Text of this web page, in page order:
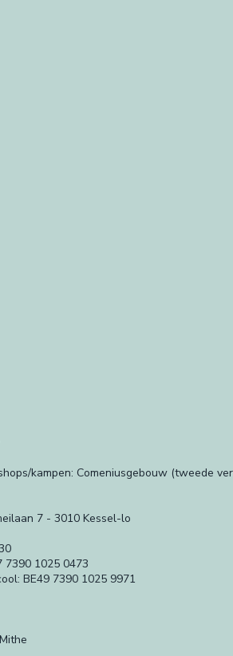
kampen: Comeniusgebouw (tweede
7 - 3010 Kessel-lo
7390 1025 0473
BE49 7390 1025 9971